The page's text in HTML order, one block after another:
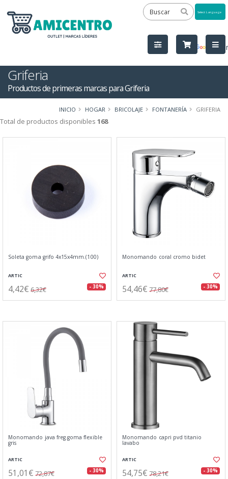
by
Griferia
Productos de primeras marcas para Griferia
INICIO HOGAR BRICOLAJE FONTANERÍA GRIFERIA
Total de productos disponibles 168
Soleta goma grifo 4x15x4mm.(100)
ARTIC
4,42€ 6,32€ - 30%
Monomando coral cromo bidet
ARTIC
54,46€ 77,80€ - 30%
Monomando java freg.goma flexible
gris
ARTIC
51,01€ 72,87€ - 30%
Monomando capri pvd titanio
lavabo
ARTIC
54,75€ 78,21€ - 30%